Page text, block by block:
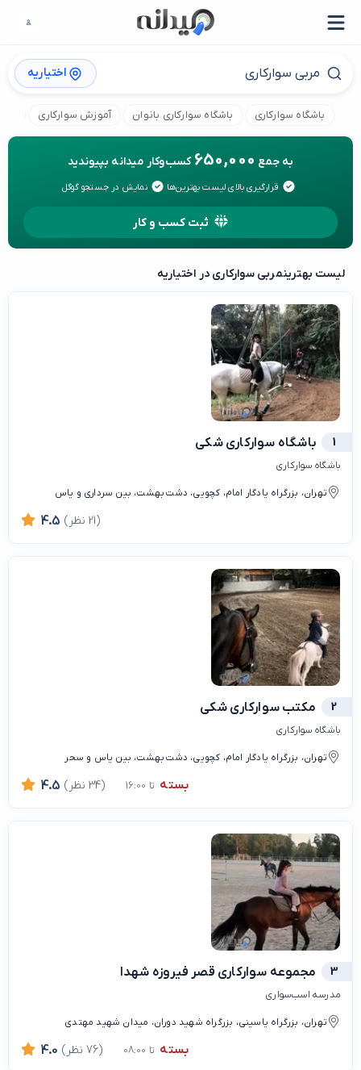
اختیاریه
باشگاه سوارکاری باشگاه سوارکاری بانوان آموزش سوارکاری
به جمع 650,000 کسب‌وکار میدانه بپیوندید
قرارگیری بالای لیست بهترین‌ها نمایش در جستجو گوگل
ثبت کسب و کار
لیست بهترینمربی سوارکاری در اختیاریه
1 باشگاه سواركارى شكى
باشگاه سوارکاری
تهران، بزرگراه یادگار امام، کچویی، دشت بهشت، بین سرداری و یاس
4.5 (21 نظر)
2 مکتب سواركارى شكى
باشگاه سوارکاری
تهران، بزرگراه یادگار امام، کچویی، دشت بهشت، بین یاس و سحر
بسته تا 16:00 4.5 (34 نظر)
3 مجموعه سوارکاری قصر فیروزه شهدا
مدرسه اسب‌سواری
تهران، بزرگراه یاسینی، بزرگراه شهید دوران، میدان شهید مهتدی
بسته تا 08:00 4.0 (76 نظر)